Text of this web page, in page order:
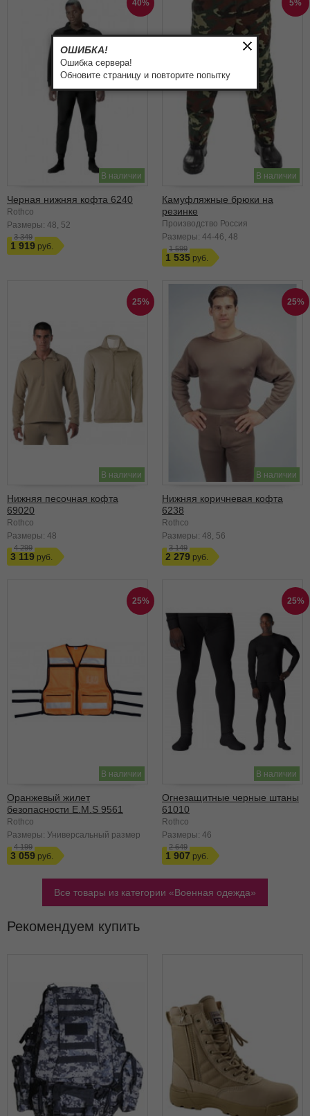
40%
В наличии
Черная нижняя кофта 6240
Rothco
Размеры: 48 52
3 349
1 919
5%
В наличии
Камуфляжные брюки на
резинке
Производство Россия
Размеры: 44-46 48
1 599
1 535
25%
В наличии
Нижняя песочная кофта
69020
Rothco
Размеры: 48
4 299
3 119
25%
В наличии
Нижняя коричневая кофта
6238
Rothco
Размеры: 48 56
3 149
2 279
25%
В наличии
Оранжевый жилет
безопасности E.M.S 9561
Rothco
Размеры: Универсальный размер
4 199
3 059
25%
В наличии
Огнезащитные черные штаны
61010
Rothco
Размеры: 46
2 649
1 907
Все товары из категории Военная одежда
Рекомендуем купить
ОШИБКА!
Ошибка сервера!
Обновите страницу и повторите попытку